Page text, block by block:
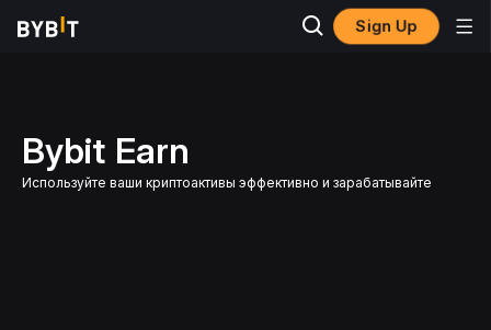
Sign Up
Bybit Earn
Используйте ваши криптоактивы эффективно и зарабатывайте